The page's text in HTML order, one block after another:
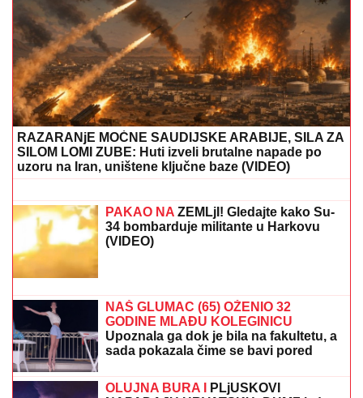
SANJA GRUJIĆ JE DRUGA OSOBA!Pokazala šta
radi posle raskida sa Markom: Odavde NE IZLAZI,
promene na njoj bodu oči (FOTO)
DAN ZA KUPOVINU KOLA,
TELEFONA, KOMPJUTERAAstro
savet za subotu 8. avgust:Uran pravi
dobre aspekte - Evo kojim znacima
donosi novac i ljubav
BIVŠI RIJALITI PAR PRODAJE KUĆU
Sagradili vilu na Kosmaju i pokrenuli
biznis, a sada im hitno treba novac:
"To je razlog prodaje"